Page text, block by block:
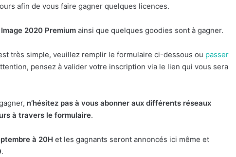
afin de vous faire gagner quelques licences.
2020 Premium ainsi que quelques goodies sont à gagner.
très simple, veuillez remplir le formulaire ci-dessous ou passer
pensez à valider votre inscription via le lien qui vous sera
n’hésitez pas à vous abonner aux différents réseaux
à travers le formulaire.
à 20H et les gagnants seront annoncés ici même et
.